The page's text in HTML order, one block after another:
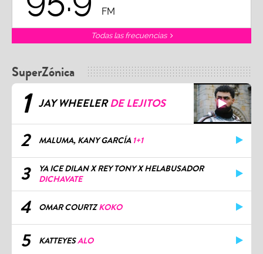
FM
Todas las frecuencias
SuperZónica
1 JAY WHEELERDE LEJITOS
2 MALUMA, KANY GARCÍA 1+1
3
YA ICE DILAN X REY TONY X HELABUSADOR
DICHAVATE
4 OMAR COURTZKOKO
5 KATTEYESALO